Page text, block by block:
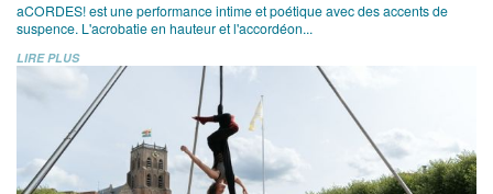
aCORDES! est une performance intime et poétique avec des accents de
suspence. L'acrobatie en hauteur et l'accordéon...
LIRE PLUS